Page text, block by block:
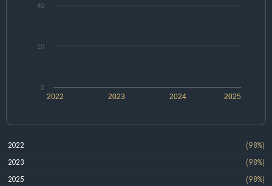
2022 2024
2023 2025
0
20
40
2022
(98%)
2023
(98%)
2025
(98%)